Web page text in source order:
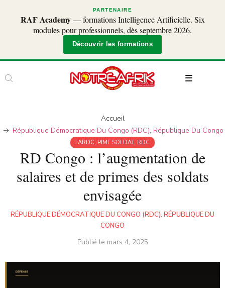
PARTENAIRE
RAF Academy— formations Intelligence Artificielle. Six
modules pour professionnels, dès septembre 2026.
Découvrir les formations
Accueil
République Démocratique Du Congo (RDC), République Du Congo
FARDC, PIME SOLDAT, RDC
RD Congo : l’augmentation de
salaires et de primes des soldats
envisagée
RÉPUBLIQUE DÉMOCRATIQUE DU CONGO (RDC), RÉPUBLIQUE DU
CONGO
Publié le mars 4, 2025